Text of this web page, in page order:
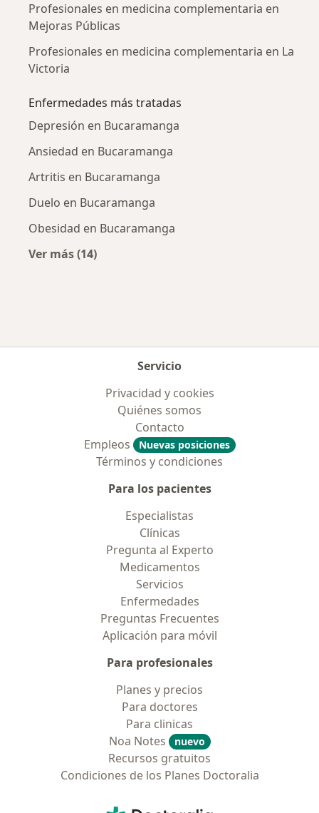
Profesionales en medicina complementaria en
Mejoras Públicas
Profesionales en medicina complementaria en La
Victoria
Enfermedades más tratadas
Depresión en Bucaramanga
Ansiedad en Bucaramanga
Artritis en Bucaramanga
Duelo en Bucaramanga
Obesidad en Bucaramanga
Ver más (14)
Servicio
Privacidad y cookies
Quiénes somos
Contacto
Empleos
Nuevas posiciones
Términos y condiciones
Para los pacientes
Especialistas
Clínicas
Pregunta al Experto
Medicamentos
Servicios
Enfermedades
Preguntas Frecuentes
Aplicación para móvil
Para profesionales
Planes y precios
Para doctores
Para clinicas
Noa Notes
nuevo
Recursos gratuitos
Condiciones de los Planes Doctoralia